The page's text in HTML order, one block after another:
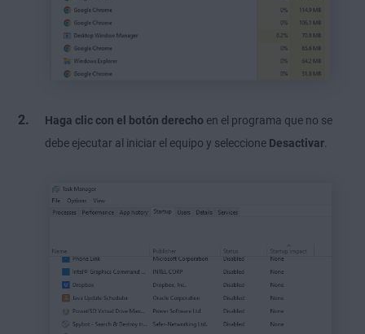
Haga clic con el botón derecho en el programa que no se
debe ejecutar al iniciar el equipo y seleccione Desactivar